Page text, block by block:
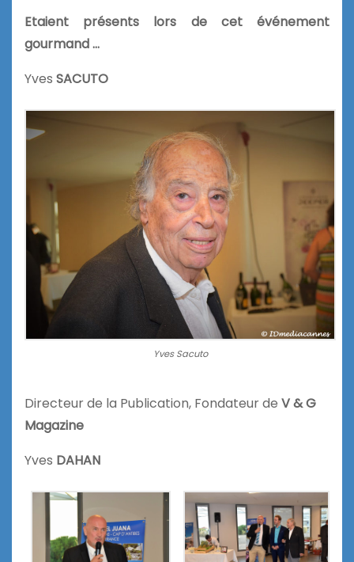
Etaient présents lors de cet événement
gourmand …
Yves SACUTO
Yves Sacuto
Directeur de la Publication, Fondateur de V & G
Magazine
Yves DAHAN